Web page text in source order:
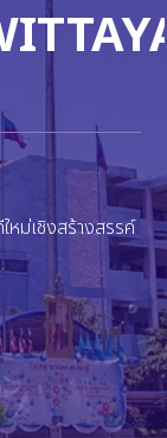
หม่เชิงสร้างสรรค์